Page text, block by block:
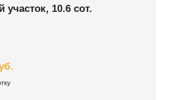
10.6 сот.